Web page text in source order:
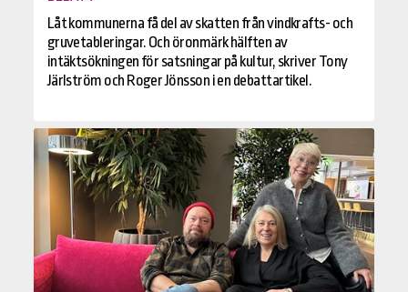
Låt kommunerna få del av skatten från vindkrafts- och
gruvetableringar. Och öronmärk hälften av
intäktsökningen för satsningar på kultur, skriver Tony
Järlström och Roger Jönsson i en debattartikel.